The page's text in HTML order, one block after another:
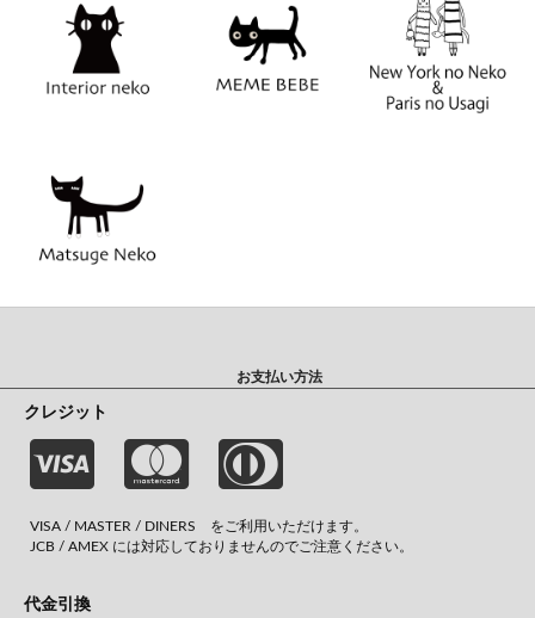
お支払い方法
クレジット
VISA / MASTER / DINERS をご利用いただけます。
JCB / AMEX には対応しておりませんのでご注意ください。
代金引換